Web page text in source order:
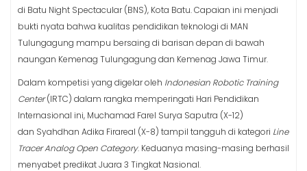
di Batu Night Spectacular (BNS), Kota Batu. Capaian ini menjadi
bukti nyata bahwa kualitas pendidikan teknologi di MAN
Tulungagung mampu bersaing di barisan depan di bawah
naungan Kemenag Tulungagung dan Kemenag Jawa Timur.
Dalam kompetisi yang digelar oleh Indonesian Robotic Training
Center(IRTC) dalam rangka memperingati Hari Pendidikan
Internasional ini, Muchamad Farel Surya Saputra (X-12)
dan Syahdhan Adika Firareal (X-8) tampil tangguh di kategori Line
Tracer Analog Open Category. Keduanya masing-masing berhasil
menyabet predikat Juara 3 Tingkat Nasional.